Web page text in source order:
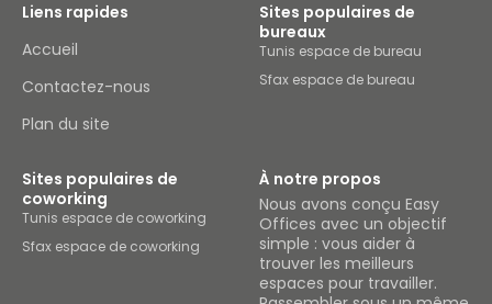
Liens rapides
Accueil
Contactez-nous
Plan du site
Sites populaires de
bureaux
Tunis espace de bureau
Sfax espace de bureau
Sites populaires de
coworking
Tunis espace de coworking
Sfax espace de coworking
À notre propos
Nous avons conçu Easy
Offices avec un objectif
simple : vous aider à
trouver les meilleurs
espaces pour travailler.